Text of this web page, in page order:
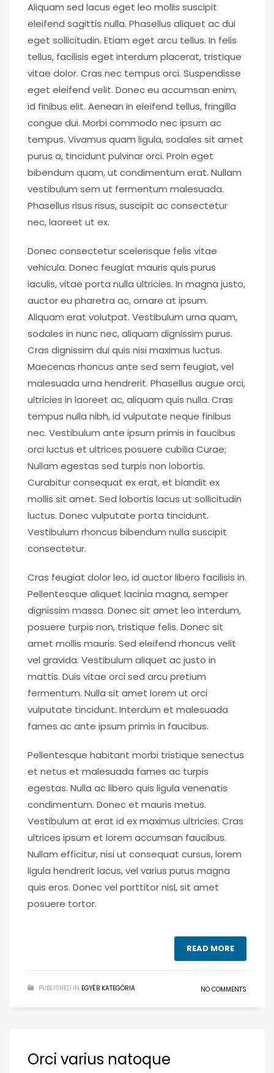
Aliquam sed lacus eget leo mollis suscipit
eleifend sagittis nulla. Phasellus aliquet ac dui
eget sollicitudin. Etiam eget arcu tellus. In felis
tellus, facilisis eget interdum placerat, tristique
vitae dolor. Cras nec tempus orci. Suspendisse
eget eleifend velit. Donec eu accumsan enim,
id finibus elit. Aenean in eleifend tellus, fringilla
congue dui. Morbi commodo nec ipsum ac
tempus. Vivamus quam ligula, sodales sit amet
purus a, tincidunt pulvinar orci. Proin eget
bibendum quam, ut condimentum erat. Nullam
vestibulum sem ut fermentum malesuada.
Phasellus risus risus, suscipit ac consectetur
nec, laoreet ut ex.
Donec consectetur scelerisque felis vitae
vehicula. Donec feugiat mauris quis purus
iaculis, vitae porta nulla ultricies. In magna justo,
auctor eu pharetra ac, ornare at ipsum.
Aliquam erat volutpat. Vestibulum urna quam,
sodales in nunc nec, aliquam dignissim purus.
Cras dignissim dui quis nisi maximus luctus.
Maecenas rhoncus ante sed sem feugiat, vel
malesuada urna hendrerit. Phasellus augue orci,
ultricies in laoreet ac, aliquam quis nulla. Cras
tempus nulla nibh, id vulputate neque finibus
nec. Vestibulum ante ipsum primis in faucibus
orci luctus et ultrices posuere cubilia Curae;
Nullam egestas sed turpis non lobortis.
Curabitur consequat ex erat, et blandit ex
mollis sit amet. Sed lobortis lacus ut sollicitudin
luctus. Donec vulputate porta tincidunt.
Vestibulum rhoncus bibendum nulla suscipit
consectetur.
Cras feugiat dolor leo, id auctor libero facilisis in.
Pellentesque aliquet lacinia magna, semper
dignissim massa. Donec sit amet leo interdum,
posuere turpis non, tristique felis. Donec sit
amet mollis mauris. Sed eleifend rhoncus velit
vel gravida. Vestibulum aliquet ac justo in
mattis. Duis vitae orci sed arcu pretium
fermentum. Nulla sit amet lorem ut orci
vulputate tincidunt. Interdum et malesuada
fames ac ante ipsum primis in faucibus.
Pellentesque habitant morbi tristique senectus
et netus et malesuada fames ac turpis
egestas. Nulla ac libero quis ligula venenatis
condimentum. Donec et mauris metus.
Vestibulum at erat id ex maximus ultricies. Cras
ultrices ipsum et lorem accumsan faucibus.
Nullam efficitur, nisi ut consequat cursus, lorem
ligula hendrerit lacus, vel varius purus magna
quis eros. Donec vel porttitor nisl, sit amet
posuere tortor.
READ MORE
PUBLISHED IN EGYÉB KATEGÓRIA NO COMMENTS
Orci varius natoque